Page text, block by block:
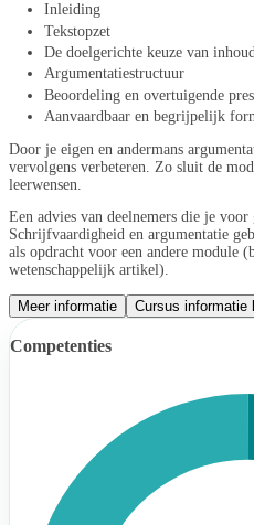
Inleiding
Tekstopzet
De doelgerichte keuze van
Argumentatiestructuur
Beoordeling en overtuigende
Aanvaardbaar en begrijpelijk
Door je eigen en andermans
vervolgens verbeteren. Zo sluit de
leerwensen.
Een advies van deelnemers die je
Schrijfvaardigheid en argumentatie
als opdracht voor een andere module
wetenschappelijk artikel).
Meer informatie Cursus informatie
Competenties